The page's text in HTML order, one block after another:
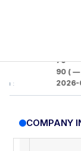
79
90( —
2026-
COMPANY